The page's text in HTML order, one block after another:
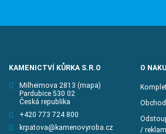
KAMENICTVÍ KŮRKA S.R.O
Milheimova 2813 (mapa)
Pardubice 530 02
Česká republika
+420 773 724 800
krpatova@kamenovyroba.cz
O
/